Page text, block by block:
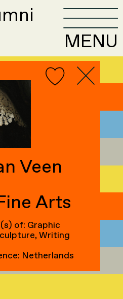
MENU
Veen
Arts
of: Graphic
Writing
Netherlands